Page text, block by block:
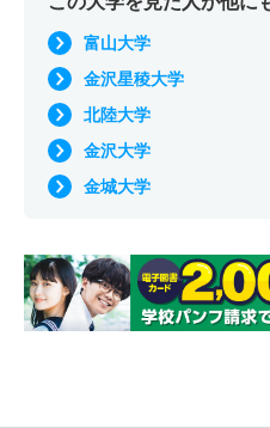
富山大学
金沢星稜大学
北陸大学
金沢大学
金城大学